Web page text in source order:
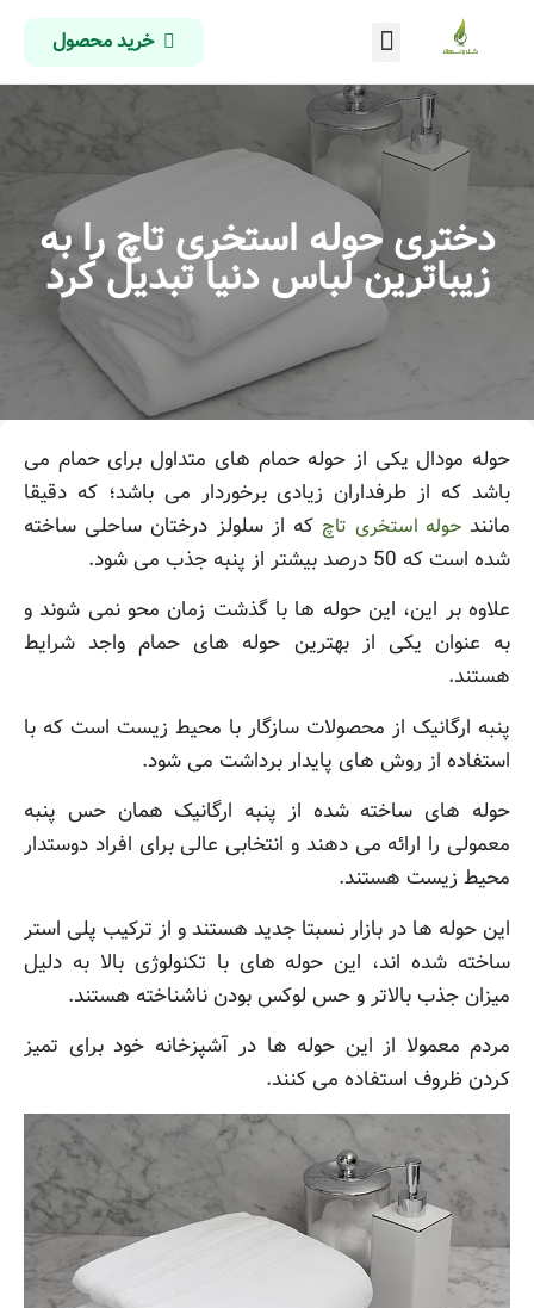
خرید محصول
دختری حوله استخری تاچ را به
زیباترین لباس دنیا تبدیل کرد
حوله مودال یکی از حوله حمام های متداول برای حمام می
باشد که از طرفداران زیادی برخوردار می باشد؛ که دقیقا
مانندحوله استخری تاچ که از سلولز درختان ساحلی ساخته
شده است که 50 درصد بیشتر از پنبه جذب می شود.
علاوه بر این، این حوله ها با گذشت زمان محو نمی شوند و
به عنوان یکی از بهترین حوله های حمام واجد شرایط
هستند.
پنبه ارگانیک از محصولات سازگار با محیط زیست است که با
استفاده از روش های پایدار برداشت می شود.
حوله های ساخته شده از پنبه ارگانیک همان حس پنبه
معمولی را ارائه می دهند و انتخابی عالی برای افراد دوستدار
محیط زیست هستند.
این حوله ها در بازار نسبتا جدید هستند و از ترکیب پلی استر
ساخته شده اند، این حوله های با تکنولوژی بالا به دلیل
میزان جذب بالاتر و حس لوکس بودن ناشناخته هستند.
مردم معمولا از این حوله ها در آشپزخانه خود برای تمیز
کردن ظروف استفاده می کنند.